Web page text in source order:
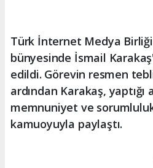
Türk İnternet Medya
bünyesinde İsmail
edildi. Görevin resmen
ardından Karakaş, yaptığı
memnuniyet ve
kamuoyuyla paylaştı.